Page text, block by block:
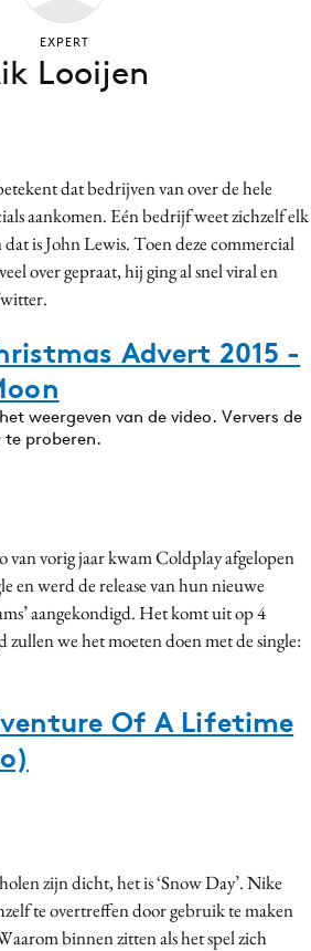
dat bedrijven van over de hele
aankomen. Eén bedrijf weet zichzelf elk
is John Lewis. Toen deze commercial
over gepraat, hij ging al snel viral en
Advert 2015 -
weergeven van de video. Ververs de
proberen.
vorig jaar kwam Coldplay afgelopen
en werd de release van hun nieuwe
aangekondigd. Het komt uit op 4
we het moeten doen met de single:
Of A Lifetime
zijn dicht, het is ‘Snow Day’. Nike
te overtreffen door gebruik te maken
binnen zitten als het spel zich
EXPERT
Looijen